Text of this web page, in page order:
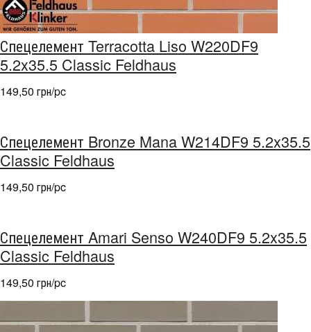
Спецелемент Terracotta Liso W220DF9
5.2x35.5 Classic Feldhaus
149,50 грн/pc
Спецелемент Bronze Mana W214DF9 5.2x35.5
Classic Feldhaus
149,50 грн/pc
Спецелемент Amari Senso W240DF9 5.2x35.5
Classic Feldhaus
149,50 грн/pc